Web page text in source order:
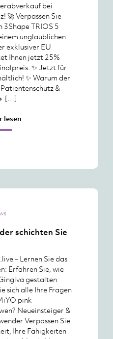
bei
🚀 Verpassen Sie
3Shape TRIOS 5
unglaublichen
exklusiver EU
Ihnen jetzt 25%
✨ Jetzt für
✨ Warum der
&
[…]
lesen
schichten Sie
– Lernen Sie das
Erfahren Sie, wie
gestalten
sich alle Ihre Fragen
pink
Neueinsteiger &
Verpassen Sie
Ihre Fähigkeiten